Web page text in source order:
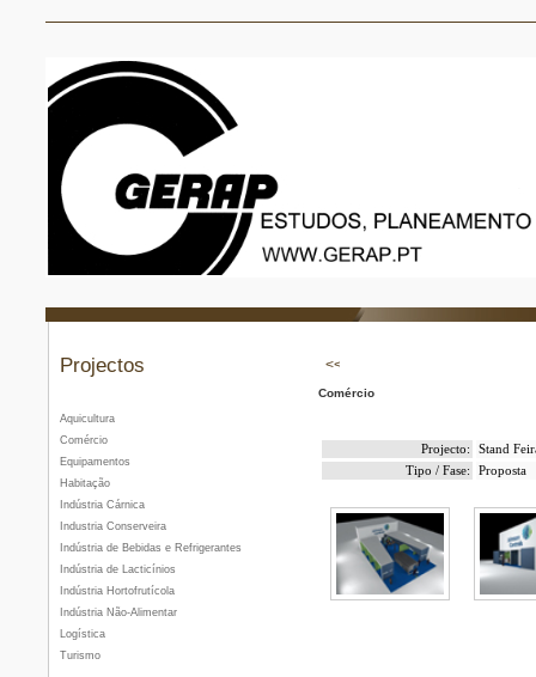
Projectos
Aquicultura
Comércio
Equipamentos
Habitação
Indústria Cárnica
Industria Conserveira
Indústria de Bebidas e Refrigerantes
Indústria de Lacticínios
Indústria Hortofrutícola
Indústria Não-Alimentar
Logística
Turismo
Comércio
Projecto:
Stand
Tipo / Fase:
Proposta